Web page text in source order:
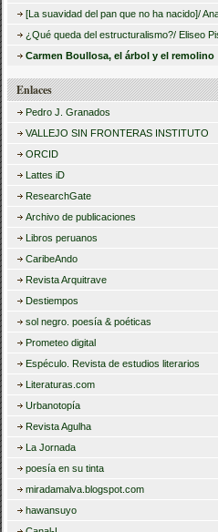
[La suavidad del pan que no ha nacido]/
¿Qué queda del estructuralismo?/ Eliseo
Carmen Boullosa, el árbol y el remolino
Enlaces
Pedro J. Granados
VALLEJO SIN FRONTERAS INSTITUTO
ORCID
Lattes iD
ResearchGate
Archivo de publicaciones
Libros peruanos
CaribeAndo
Revista Arquitrave
Destiempos
sol negro. poesía & poéticas
Prometeo digital
Espéculo. Revista de estudios literarios
Literaturas.com
Urbanotopía
Revista Agulha
La Jornada
poesía en su tinta
miradamalva.blogspot.com
hawansuyo